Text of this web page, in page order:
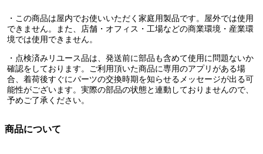
・この商品は屋内でお使いいただく家庭用製品です。 屋外では使用
できません。また、店舗・オフィス・工場などの商業環境・産業環
境では使用できません 。
・点検済みリユース品は、発送前に部品も含めて使用に問題ないか
確認をしております。ご利用頂いた商品に専用のアプリがある場
合、着荷後すぐにパーツの交換時期を知らせるメッセージが出る可
能性がございます。実際の部品の状態と連動しておりませんので、
予めご了承ください。
商品について